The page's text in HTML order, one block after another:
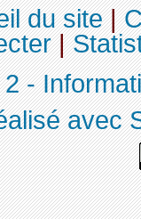
du site|
|
-
avec